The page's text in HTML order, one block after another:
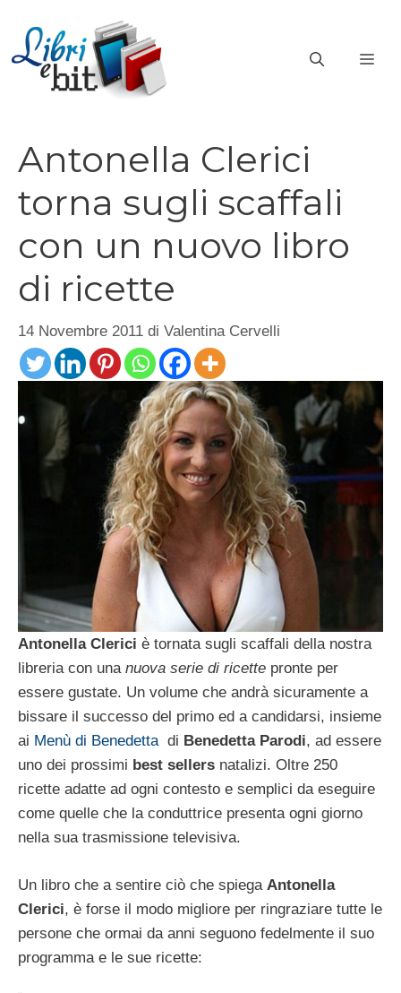
contenuto
Antonella Clerici
torna sugli scaffali
con un nuovo libro
di ricette
14 Novembre 2011 di Valentina Cervelli
Antonella Clerici è tornata sugli scaffali della nostra
libreria con unanuova serie di ricette pronte per
essere gustate. Un volume che andrà sicuramente a
bissare il successo del primo ed a candidarsi, insieme
ai Menù di Benedettadi Benedetta Parodi, ad essere
uno dei prossimi best sellers natalizi. Oltre 250
ricette adatte ad ogni contesto e semplici da eseguire
come quelle che la conduttrice presenta ogni giorno
nella sua trasmissione televisiva.
Un libro che a sentire ciò che spiega Antonella
Clerici, è forse il modo migliore per ringraziare tutte le
persone che ormai da anni seguono fedelmente il suo
programma e le sue ricette: